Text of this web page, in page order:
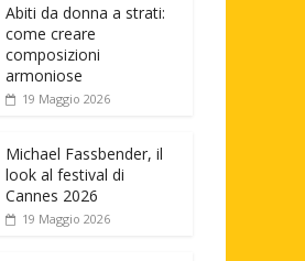
Abiti da donna a strati:
come creare
composizioni
armoniose
19 Maggio 2026
Michael Fassbender, il
look al festival di
Cannes 2026
19 Maggio 2026